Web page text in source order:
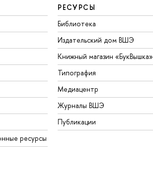
ресурсы
РЕСУРСЫ
Библиотека
Издательский дом ВШЭ
Книжный магазин «БукВышка»
Типография
Медиацентр
Журналы ВШЭ
Публикации